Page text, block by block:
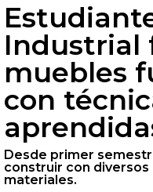
Industrial
muebles
con
Desde primer
construir con
materiales.